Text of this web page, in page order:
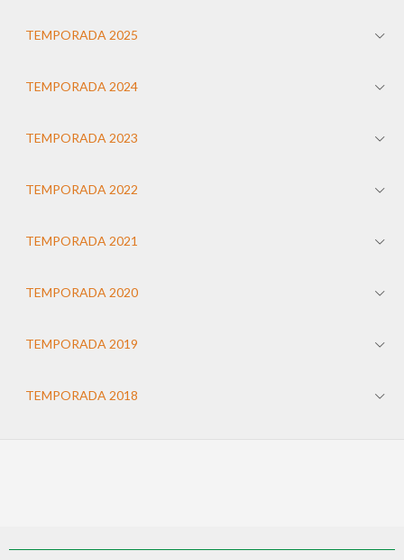
TEMPORADA 2025
TEMPORADA 2024
TEMPORADA 2023
TEMPORADA 2022
TEMPORADA 2021
TEMPORADA 2020
TEMPORADA 2019
TEMPORADA 2018